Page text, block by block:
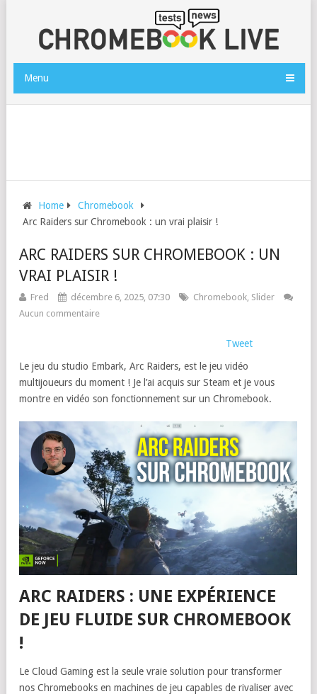
Menu
Home
Chromebook
Arc Raiders sur Chromebook : un vrai plaisir !
ARC RAIDERS SUR CHROMEBOOK : UN
VRAI PLAISIR !
Fred décembre 6, 2025, 07:30 Chromebook, Slider
Aucun commentaire
Tweet
Le jeu du studio Embark, Arc Raiders, est le jeu vidéo
multijoueurs du moment ! Je l’ai acquis sur Steam et je vous
montre en vidéo son fonctionnement sur un Chromebook.
ARC RAIDERS : UNE EXPÉRIENCE
DE JEU FLUIDE SUR CHROMEBOOK
!
Le Cloud Gaming est la seule vraie solution pour transformer
nos Chromebooks en machines de jeu capables de rivaliser avec